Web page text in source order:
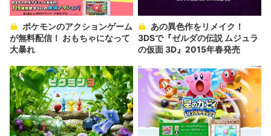
が無料配信！ おもちゃになって
大暴れ
3DSで『ゼルダの伝説 ムジュラ
の仮面 3D』2015年春発売